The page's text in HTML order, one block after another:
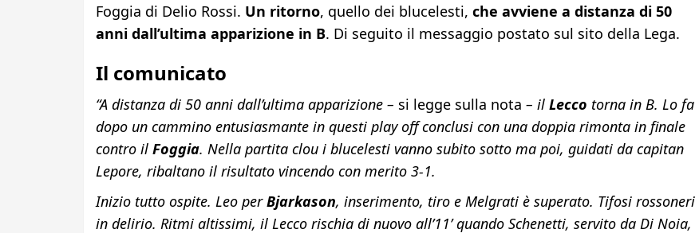
Foggia di Delio Rossi. Un ritorno, quello dei blucelesti, che avviene a distanza di 50
anni dall’ultima apparizione in B. Di seguito il messaggio postato sul sito della Lega.
Il comunicato
“A distanza di 50 anni dall’ultima apparizione – si legge sulla nota – il Lecco torna in B. Lo fa
dopo un cammino entusiasmante in questi play off conclusi con una doppia rimonta in finale
contro il Foggia. Nella partita clou i blucelesti vanno subito sotto ma poi, guidati da capitan
Lepore, ribaltano il risultato vincendo con merito 3-1.
Inizio tutto ospite. Leo perBjarkason, inserimento, tiro e Melgrati è superato. Tifosi rossoneri
in delirio. Ritmi altissimi, il Lecco rischia di nuovo all’11’ quando Schenetti, servito da Di Noia,